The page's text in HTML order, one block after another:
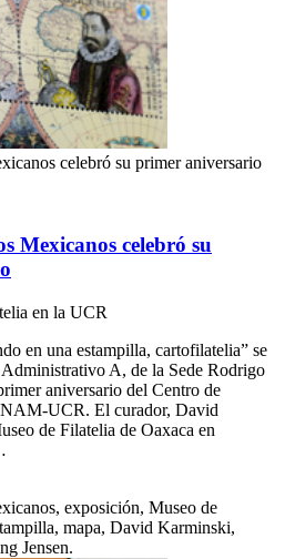
celebró su primer aniversario
Mexicanos celebró su
en la UCR
en una estampilla, cartofilatelia” se
A, de la Sede Rodrigo
aniversario del Centro de
UCR. El curador, David
de Filatelia de Oaxaca en
exposición, Museo de
mapa, David Karminski,
Jensen.